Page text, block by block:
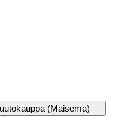
(Maisema)